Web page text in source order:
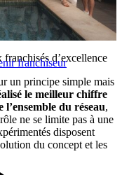
franchiseurd’excellence
un principe simple mais
le meilleur chiffre
l’ensemble du réseau,
ne se limite pas à une
disposent
du concept et les